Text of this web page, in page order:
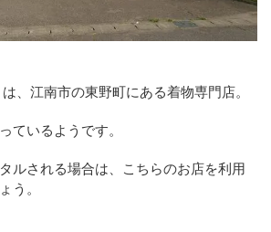
、江南市の東野町にある着物専門店。
ているようです。
ルされる場合は、こちらのお店を利用
う。